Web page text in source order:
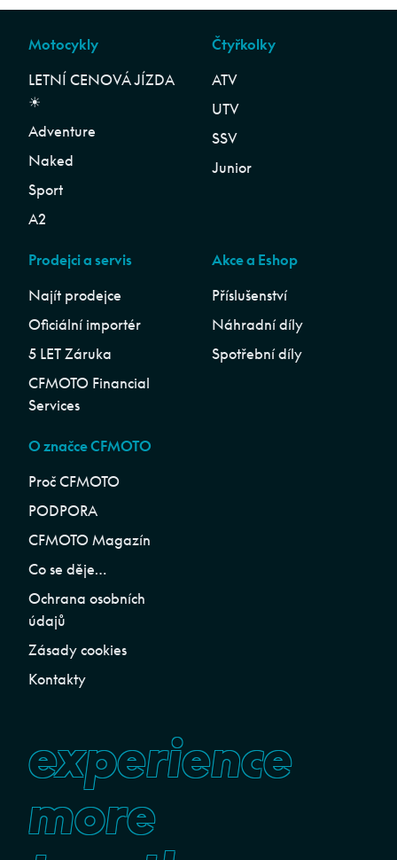
Motocykly
LETNÍ CENOVÁ JÍZDA
☀︎
Adventure
Naked
Sport
A2
Čtyřkolky
ATV
UTV
SSV
Junior
Prodejci a servis
Najít prodejce
Oficiální importér
5 LET Záruka
CFMOTO Financial
Services
Akce a Eshop
Příslušenství
Náhradní díly
Spotřební díly
O značce CFMOTO
Proč CFMOTO
PODPORA
CFMOTO Magazín
Co se děje…
Ochrana osobních
údajů
Zásady cookies
Kontakty
experience
more